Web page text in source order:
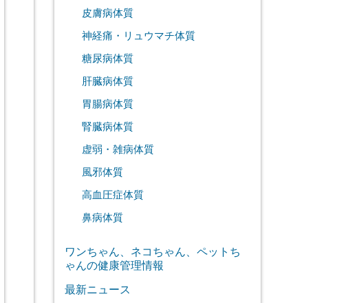
皮膚病体質
神経痛・リュウマチ体質
糖尿病体質
肝臓病体質
胃腸病体質
腎臓病体質
虚弱・雑病体質
風邪体質
高血圧症体質
鼻病体質
ワンちゃん、ネコちゃん、ペットち
ゃんの健康管理情報
最新ニュース